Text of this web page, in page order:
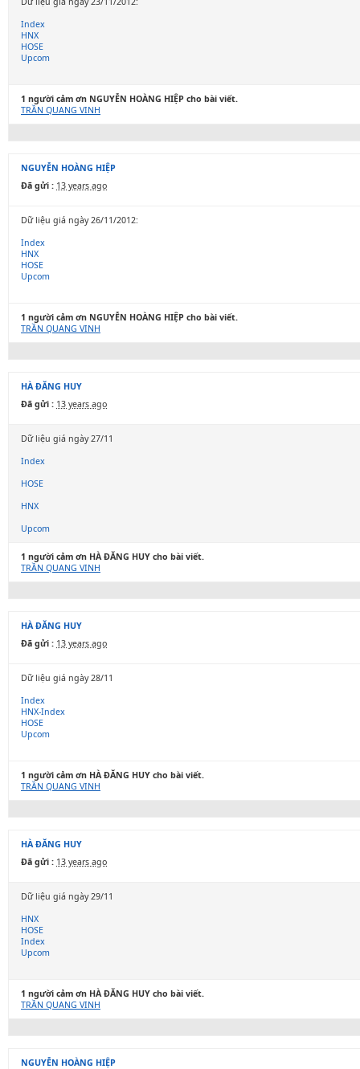
Index
HNX
HOSE
Upcom
1 người cảm ơn NGUYỄN HOÀNG HIỆP cho bài viết.
TRẦN QUANG VINH
NGUYỄN HOÀNG HIỆP
Đã gửi : 13 years ago
Dữ liệu giá ngày 26/11/2012:
Index
HNX
HOSE
Upcom
1 người cảm ơn NGUYỄN HOÀNG HIỆP cho bài viết.
TRẦN QUANG VINH
HÀ ĐĂNG HUY
Đã gửi : 13 years ago
Dữ liệu giá ngày 27/11
Index
HOSE
HNX
Upcom
1 người cảm ơn HÀ ĐĂNG HUY cho bài viết.
TRẦN QUANG VINH
HÀ ĐĂNG HUY
Đã gửi : 13 years ago
Dữ liệu giá ngày 28/11
Index
HNX-Index
HOSE
Upcom
1 người cảm ơn HÀ ĐĂNG HUY cho bài viết.
TRẦN QUANG VINH
HÀ ĐĂNG HUY
Đã gửi : 13 years ago
Dữ liệu giá ngày 29/11
HNX
HOSE
Index
Upcom
1 người cảm ơn HÀ ĐĂNG HUY cho bài viết.
TRẦN QUANG VINH
NGUYỄN HOÀNG HIỆP